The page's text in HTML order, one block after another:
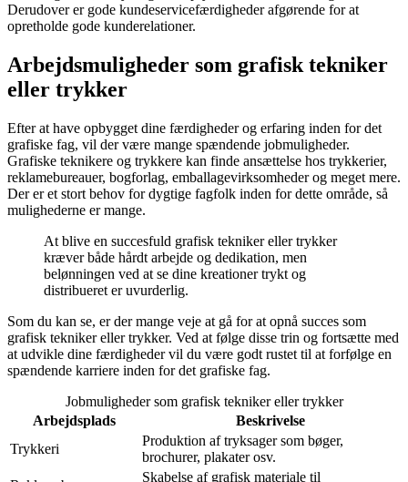
Derudover er gode kundeservicefærdigheder afgørende for at
opretholde gode kunderelationer.
Arbejdsmuligheder som grafisk tekniker
eller trykker
Efter at have opbygget dine færdigheder og erfaring inden for det
grafiske fag, vil der være mange spændende jobmuligheder.
Grafiske teknikere og trykkere kan finde ansættelse hos trykkerier,
reklamebureauer, bogforlag, emballagevirksomheder og meget mere.
Der er et stort behov for dygtige fagfolk inden for dette område, så
mulighederne er mange.
At blive en succesfuld grafisk tekniker eller trykker
kræver både hårdt arbejde og dedikation, men
belønningen ved at se dine kreationer trykt og
distribueret er uvurderlig.
Som du kan se, er der mange veje at gå for at opnå succes som
grafisk tekniker eller trykker. Ved at følge disse trin og fortsætte med
at udvikle dine færdigheder vil du være godt rustet til at forfølge en
spændende karriere inden for det grafiske fag.
Jobmuligheder som grafisk tekniker eller trykker
Arbejdsplads
Beskrivelse
Trykkeri
Produktion af tryksager som bøger,
brochurer, plakater osv.
Skabelse af grafisk materiale til